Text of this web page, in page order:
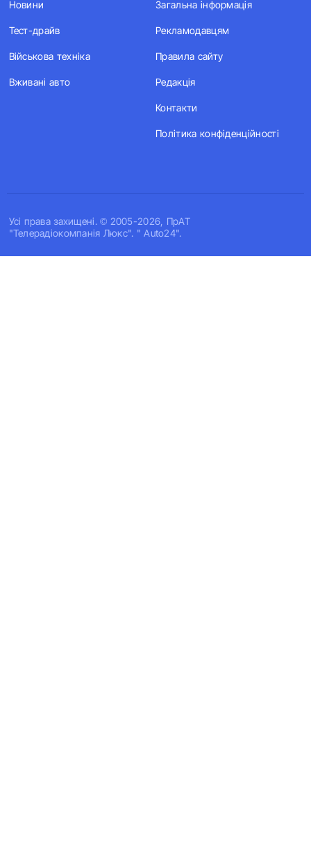
Усi права захищенi. © 2005-2026, ПрАТ
"Телерадіокомпанія Люкс". " Auto24".
Новини
Тест-драйв
Військова техніка
Вживані авто
Загальна інформація
Рекламодавцям
Правила сайту
Редакція
Контакти
Політика конфіденційності